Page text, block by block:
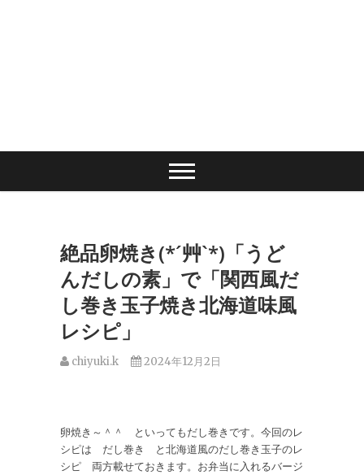
絶品卵焼き(*´艸`*)「うど
んだしの素」で「関西風だ
し巻き玉子焼き北海道味風
レシピ」
chiyuki.k 2024年12月2日
卵焼き～＾＾ といってもだし巻きです。今回のレ
シピは だし巻き と北海道風のだし巻き玉子のレ
シピ 両方載せておきます。お弁当に入れるバージ